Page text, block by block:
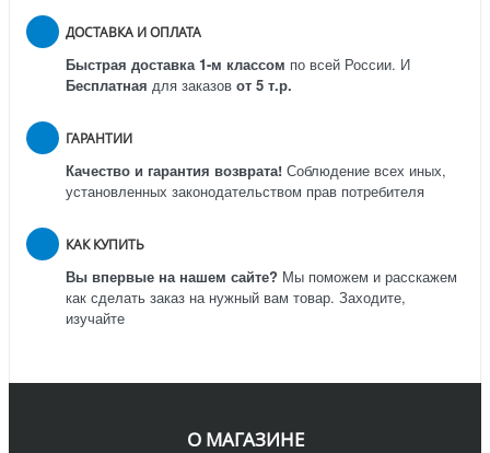
ДОСТАВКА И ОПЛАТА
Быстрая доставка 1-м классом по всей России. И
Бесплатная для заказов от 5 т.р.
ГАРАНТИИ
Качество и гарантия возврата! Соблюдение всех иных,
установленных законодательством прав потребителя
КАК КУПИТЬ
Вы впервые на нашем сайте? Мы поможем и расскажем
как сделать заказ на нужный вам товар. Заходите,
изучайте
О МАГАЗИНЕ